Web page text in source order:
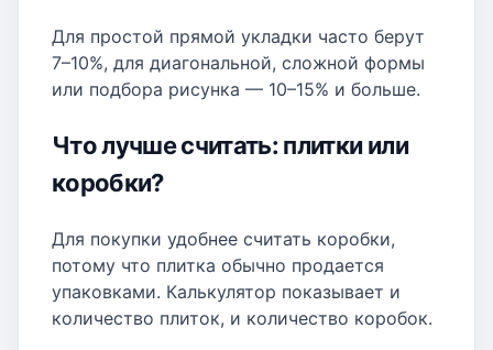
Для простой прямой укладки часто берут
7–10%, для диагональной, сложной формы
или подбора рисунка — 10–15% и больше.
Что лучше считать: плитки или
коробки?
Для покупки удобнее считать коробки,
потому что плитка обычно продается
упаковками. Калькулятор показывает и
количество плиток, и количество коробок.